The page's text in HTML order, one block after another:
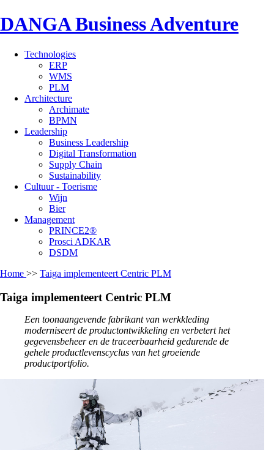
DANGA Business Adventure
Technologies
ERP
WMS
PLM
Architecture
Archimate
BPMN
Leadership
Business Leadership
Digital Transformation
Supply Chain
Sustainability
Cultuur - Toerisme
Wijn
Bier
Management
PRINCE2®
Prosci ADKAR
DSDM
Home >> Taiga implementeert Centric PLM
Taiga implementeert Centric PLM
Een toonaangevende fabrikant van werkkleding
moderniseert de productontwikkeling en verbetert het
gegevensbeheer en de traceerbaarheid gedurende de
gehele productlevenscyclus van het groeiende
productportfolio.